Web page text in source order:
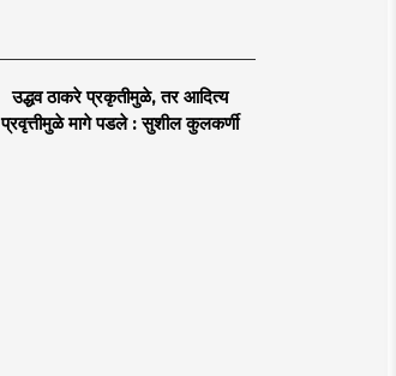
उद्धव ठाकरे प्रकृतीमुळे, तर आदित्य
प्रवृत्तीमुळे मागे पडले : सुशील कुलकर्णी